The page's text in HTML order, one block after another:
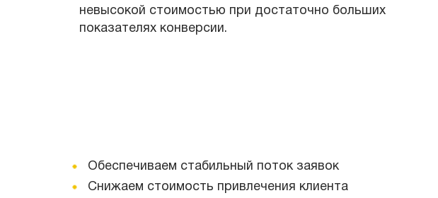
невысокой стоимостью при достаточно больших
показателях конверсии.
Обеспечиваем стабильный поток заявок
Снижаем стоимость привлечения клиента